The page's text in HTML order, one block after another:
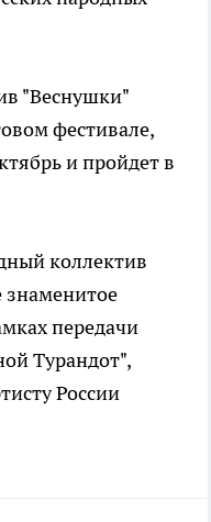
"Веснушки"
фестивале,
и пройдет в
коллектив
знаменитое
передачи
Турандот",
России